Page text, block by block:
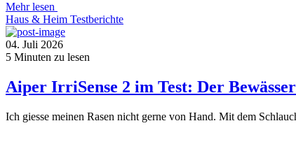
Mehr lesen
Haus & Heim Testberichte
04. Juli 2026
5 Minuten zu lesen
Aiper IrriSense 2 im Test: Der
Ich giesse meinen Rasen nicht gerne von Hand. Mit dem